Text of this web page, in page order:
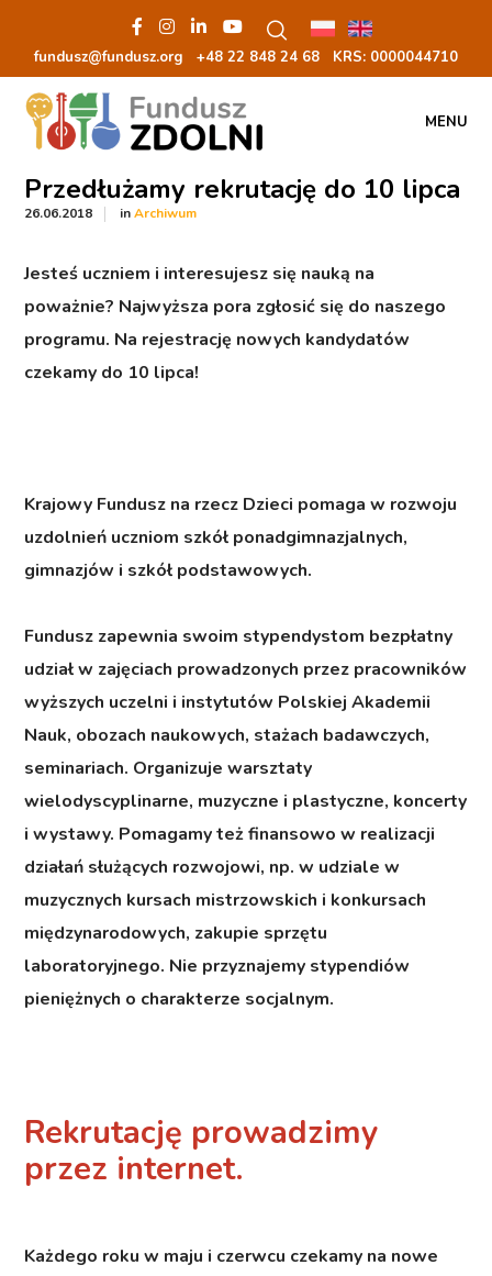
fundusz@fundusz.org +48 22 848 24 68 KRS: 0000044710
MENU
Przedłużamy rekrutację do 10 lipca
26.06.2018 inArchiwum
Jesteś uczniem i interesujesz się nauką na
poważnie? Najwyższa pora zgłosić się do naszego
programu. Na rejestrację nowych kandydatów
czekamy do 10 lipca!
Krajowy Fundusz na rzecz Dzieci pomaga w rozwoju
uzdolnień uczniom szkół ponadgimnazjalnych,
gimnazjów i szkół podstawowych.
Fundusz zapewnia swoim stypendystom bezpłatny
udział w zajęciach prowadzonych przez pracowników
wyższych uczelni i instytutów Polskiej Akademii
Nauk, obozach naukowych, stażach badawczych,
seminariach. Organizuje warsztaty
wielodyscyplinarne, muzyczne i plastyczne, koncerty
i wystawy. Pomagamy też finansowo w realizacji
działań służących rozwojowi, np. w udziale w
muzycznych kursach mistrzowskich i konkursach
międzynarodowych, zakupie sprzętu
laboratoryjnego. Nie przyznajemy stypendiów
pieniężnych o charakterze socjalnym.
Rekrutację prowadzimy
przez internet.
Każdego roku w maju i czerwcu czekamy na nowe